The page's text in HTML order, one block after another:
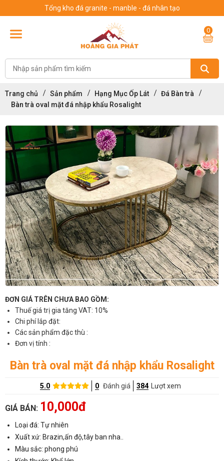
Tổng kho đá granite - manble - đá nhân tạo
0
Trang chủ Sản phẩm Hạng Mục Ốp Lát
Đá Bàn trà
Bàn trà oval mặt đá nhập khẩu Rosalight
ĐƠN GIÁ TRÊN CHƯA BAO GỒM:
Thuế giá trị gia tăng VAT: 10%
Chi phí lắp đặt:
Các sản phẩm đặc thù :
Đơn vị tính :
Bàn trà oval mặt đá nhập khẩu Rosalight
5.0 0 Đánh giá 384 Lượt xem
GIÁ BÁN: 10,000đ
Loại đá: Tự nhiên
Xuất xứ: Brazin,ấn độ,tây ban nha..
Màu sắc: phong phú